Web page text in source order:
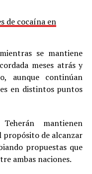
de cocaína en
se mantiene
meses atrás y
aunque continúan
en distintos puntos
mantienen
propósito de alcanzar
propuestas que
ambas naciones.